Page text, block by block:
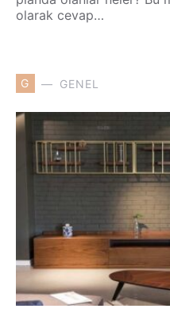
olarak cevap…
G GENEL